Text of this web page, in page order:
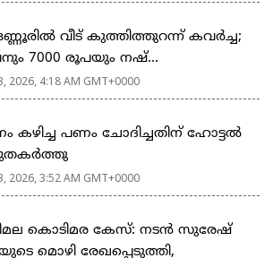
വീട് കുത്തിത്തുറന്ന് കവർച്ച;
7000 രൂപയും നഷ്...
2026, 4:18 AM GMT+0000
കഴിച്ച പണം ചോദിച്ചതിന് ഹോട്ടൽ
2026, 3:52 AM GMT+0000
കൊടിമര കേസ്: നടൻ സുരേഷ്
മൊഴി രേഖപ്പെടുത്തി,